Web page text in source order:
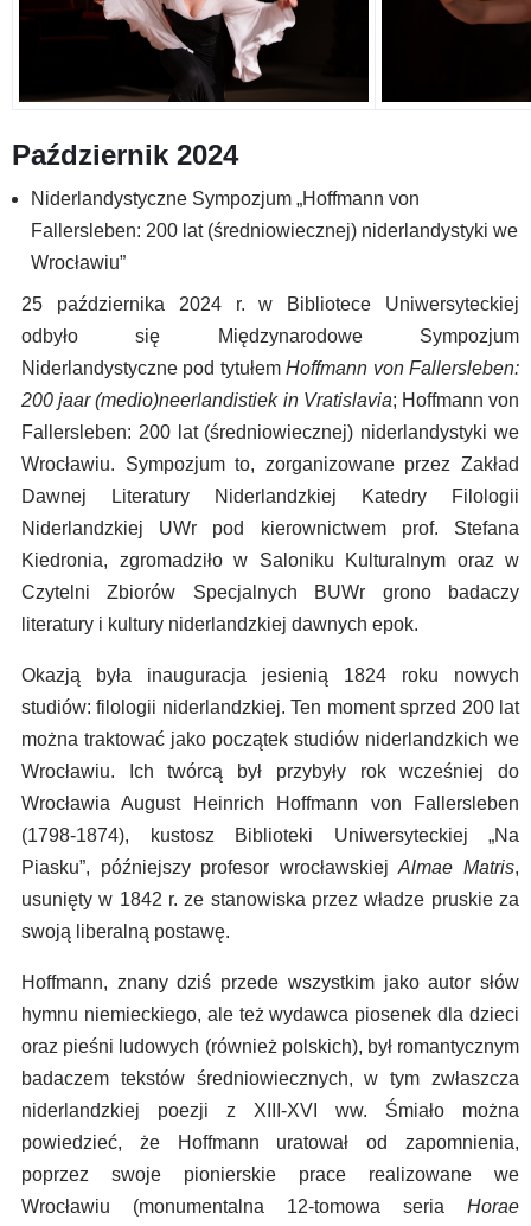
Październik 2024
Niderlandystyczne Sympozjum „Hoffmann von
Fallersleben: 200 lat (średniowiecznej) niderlandystyki we
Wrocławiu”
25 października 2024 r. w Bibliotece Uniwersyteckiej
odbyło się Międzynarodowe Sympozjum
Niderlandystyczne pod tytułemHoffmann von Fallersleben:
200 jaar (medio)neerlandistiek in Vratislavia; Hoffmann von
Fallersleben: 200 lat (średniowiecznej) niderlandystyki we
Wrocławiu. Sympozjum to, zorganizowane przez Zakład
Dawnej Literatury Niderlandzkiej Katedry Filologii
Niderlandzkiej UWr pod kierownictwem prof. Stefana
Kiedronia, zgromadziło w Saloniku Kulturalnym oraz w
Czytelni Zbiorów Specjalnych BUWr grono badaczy
literatury i kultury niderlandzkiej dawnych epok.
Okazją była inauguracja jesienią 1824 roku nowych
studiów: filologii niderlandzkiej. Ten moment sprzed 200 lat
można traktować jako początek studiów niderlandzkich we
Wrocławiu. Ich twórcą był przybyły rok wcześniej do
Wrocławia August Heinrich Hoffmann von Fallersleben
(1798-1874), kustosz Biblioteki Uniwersyteckiej „Na
Piasku”, późniejszy profesor wrocławskiejAlmae Matris,
usunięty w 1842 r. ze stanowiska przez władze pruskie za
swoją liberalną postawę.
Hoffmann, znany dziś przede wszystkim jako autor słów
hymnu niemieckiego, ale też wydawca piosenek dla dzieci
oraz pieśni ludowych (również polskich), był romantycznym
badaczem tekstów średniowiecznych, w tym zwłaszcza
niderlandzkiej poezji z XIII-XVI ww. Śmiało można
powiedzieć, że Hoffmann uratował od zapomnienia,
poprzez swoje pionierskie prace realizowane we
Wrocławiu (monumentalna 12-tomowa seria Horae